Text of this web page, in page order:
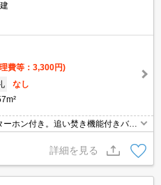
費等：3,300円)
なし
ーホン付き。追い焚き機能付きバ
台が便利。角部屋。
詳細を見る